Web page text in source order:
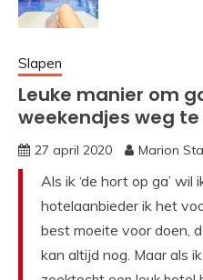
Slapen
Leuke manier om
weekendjes weg
27 april 2020 Marion
Als ik ‘de hort op ga’
hotelaanbieder ik het
best moeite voor doen,
kan altijd nog. Maar als